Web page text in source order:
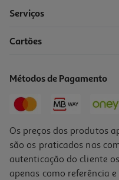
Serviços
Cartões
Métodos de Pagamento
Os preços dos produtos
são os praticados nas
autenticação do cliente
apenas como referência